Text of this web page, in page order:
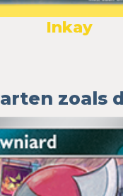
Inkay
zoals